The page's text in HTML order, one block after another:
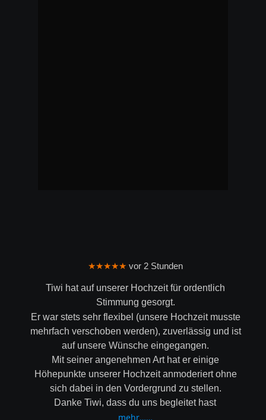
★★★★★ vor 2 Stunden
Tiwi hat auf unserer Hochzeit für ordentlich
Stimmung gesorgt.
Er war stets sehr flexibel (unsere Hochzeit musste
mehrfach verschoben werden), zuverlässig und ist
auf unsere Wünsche eingegangen.
Mit seiner angenehmen Art hat er einige
Höhepunkte unserer Hochzeit anmoderiert ohne
sich dabei in den Vordergrund zu stellen.
Danke Tiwi, dass du uns begleitet hast
mehr……